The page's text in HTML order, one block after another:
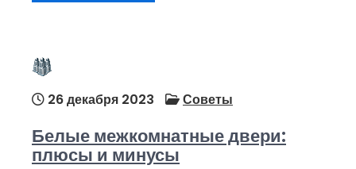
26 декабря 2023 Советы
Белые межкомнатные двери:
плюсы и минусы